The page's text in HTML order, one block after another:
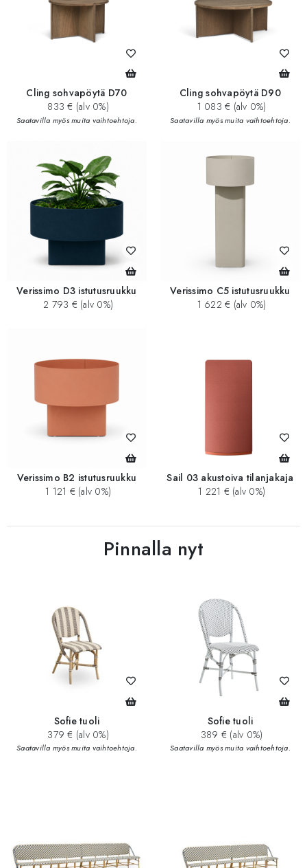
Cling sohvapöytä D70
833 € (alv 0%)
Saatavilla myös muita vaihtoehtoja.
Cling sohvapöytä D90
1 083 € (alv 0%)
Saatavilla myös muita vaihtoehtoja.
Verissimo D3 istutusruukku
2 793 € (alv 0%)
Verissimo C5 istutusruukku
1 622 € (alv 0%)
Verissimo B2 istutusruukku
1 121 € (alv 0%)
Sail 03 akustoiva tilanjakaja
1 221 € (alv 0%)
Pinnalla nyt
Sofie tuoli
379 € (alv 0%)
Saatavilla myös muita vaihtoehtoja.
Sofie tuoli
389 € (alv 0%)
Saatavilla myös muita vaihtoehtoja.